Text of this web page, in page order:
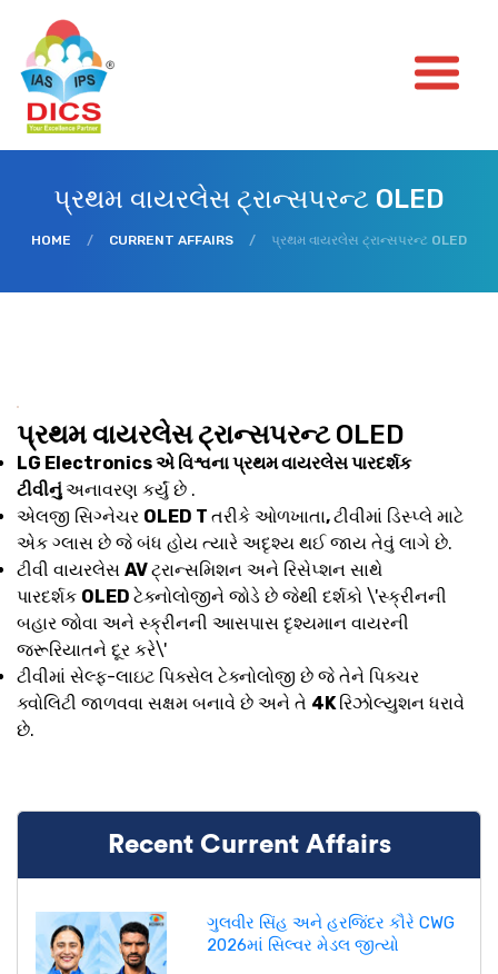
પ્રથમ વાયરલેસ ટ્રાન્સપરન્ટ OLED
HOME / CURRENT AFFAIRS / પ્રથમ વાયરલેસ ટ્રાન્સપરન્ટ OLED
પ્રથમ વાયરલેસ ટ્રાન્સપરન્ટ OLED
LG Electronics એ વિશ્વના પ્રથમ વાયરલેસ પારદર્શક
ટીવીનુંઅનાવરણ કર્યું છે .
એલજી સિગ્નેચર OLED T તરીકે ઓળખાતા,ટીવીમાં ડિસ્પ્લે માટે
એક ગ્લાસ છે જે બંધ હોય ત્યારે અદૃશ્ય થઈ જાય તેવું લાગે છે.
ટીવી વાયરલેસ AVટ્રાન્સમિશન અને રિસેપ્શન સાથે
પારદર્શક OLED ટેક્નોલોજીને જોડે છે જેથી દર્શકો \'સ્ક્રીનની
બહાર જોવા અને સ્ક્રીનની આસપાસ દૃશ્યમાન વાયરની
જરૂરિયાતને દૂર કરે\'
ટીવીમાં સેલ્ફ-લાઇટ પિક્સેલ ટેક્નોલોજી છે જે તેને પિક્ચર
ક્વોલિટી જાળવવા સક્ષમ બનાવે છે અને તે 4Kરિઝોલ્યુશન ધરાવે
છે.
Recent Current Affairs
ગુલવીર સિંહ અને હરજિંદર કૌરે CWG
2026માં સિલ્વર મેડલ જીત્યો